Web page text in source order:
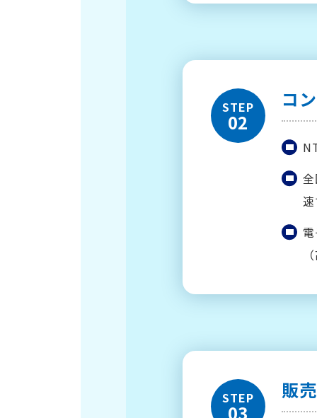
STEP
02
コ
STEP
03
販